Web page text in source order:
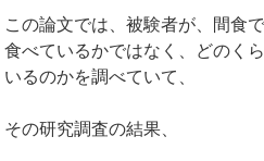
この論文では、被験者が、間食
食べているかではなく、どのく
いるのかを調べていて、
その研究調査の結果、